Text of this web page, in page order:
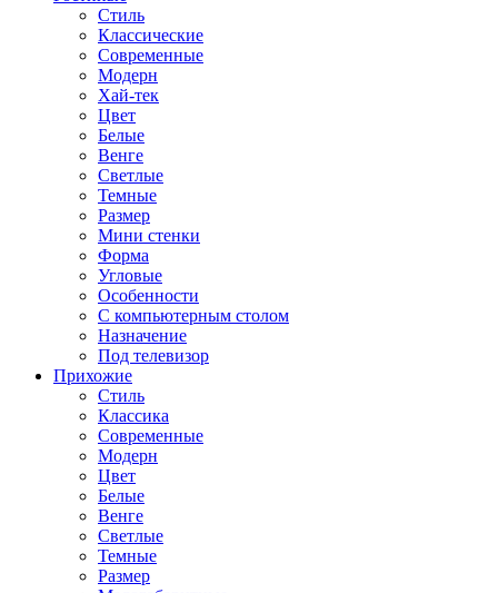
Стиль
Классические
Современные
Модерн
Хай-тек
Цвет
Белые
Венге
Светлые
Темные
Размер
Мини стенки
Форма
Угловые
Особенности
С компьютерным столом
Назначение
Под телевизор
Прихожие
Стиль
Классика
Современные
Модерн
Цвет
Белые
Венге
Светлые
Темные
Размер